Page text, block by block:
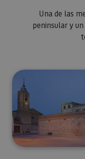
Una de las
peninsular y